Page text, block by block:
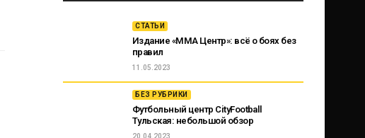
СТАТЬИ
Издание «ММА Центр»: всё о боях без
правил
11.05.2023
БЕЗ РУБРИКИ
Футбольный центр CityFootball
Тульская: небольшой обзор
20.04.2023